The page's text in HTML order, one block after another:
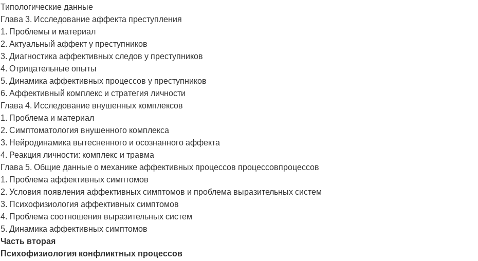
Типологические данные
Глава 3. Исследование аффекта преступления
1. Проблемы и материал
2. Актуальный аффект у преступников
3. Диагностика аффективных следов у преступников
4. Отрицательные опыты
5. Динамика аффективных процессов у преступников
6. Аффективный комплекс и стратегия личности
Глава 4. Исследование внушенных комплексов
1. Проблема и материал
2. Симптоматология внушенного комплекса
3. Нейродинамика вытесненного и осознанного аффекта
4. Реакция личности: комплекс и травма
Глава 5. Общие данные о механике аффективных процессов процессовпроцессов
1. Проблема аффективных симптомов
2. Условия появления аффективных симптомов и проблема выразительных систем
3. Психофизиология аффективных симптомов
4. Проблема соотношения выразительных систем
5. Динамика аффективных симптомов
Часть вторая
Психофизиология конфликтных процессов